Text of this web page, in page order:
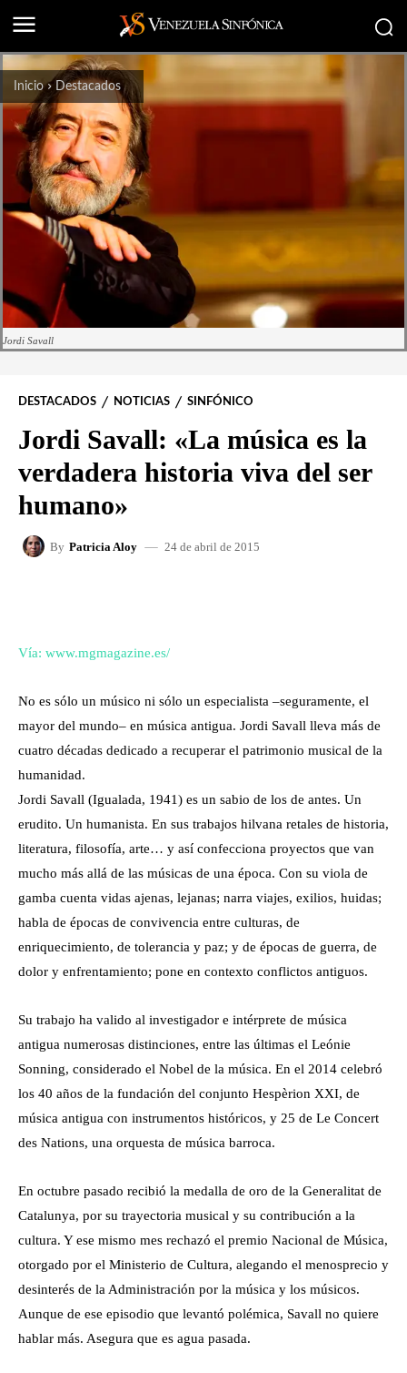
Inicio Destacados
Jordi Savall
DESTACADOS NOTICIAS SINFÓNICO
Jordi Savall: «La música es la
verdadera historia viva del ser
humano»
By Patricia Aloy 24 de abril de 2015
Vía: www.mgmagazine.es/
No es sólo un músico ni sólo un especialista –seguramente, el
mayor del mundo– en música antigua. Jordi Savall lleva más de
cuatro décadas dedicado a recuperar el patrimonio musical de la
humanidad.
Jordi Savall (Igualada, 1941) es un sabio de los de antes. Un
erudito. Un humanista. En sus trabajos hilvana retales de historia,
literatura, filosofía, arte… y así confecciona proyectos que van
mucho más allá de las músicas de una época. Con su viola de
gamba cuenta vidas ajenas, lejanas; narra viajes, exilios, huidas;
habla de épocas de convivencia entre culturas, de
enriquecimiento, de tolerancia y paz; y de épocas de guerra, de
dolor y enfrentamiento; pone en contexto conflictos antiguos.
Su trabajo ha valido al investigador e intérprete de música
antigua numerosas distinciones, entre las últimas el Leónie
Sonning, considerado el Nobel de la música. En el 2014 celebró
los 40 años de la fundación del conjunto Hespèrion XXI, de
música antigua con instrumentos históricos, y 25 de Le Concert
des Nations, una orquesta de música barroca.
En octubre pasado recibió la medalla de oro de la Generalitat de
Catalunya, por su trayectoria musical y su contribución a la
cultura. Y ese mismo mes rechazó el premio Nacional de Música,
otorgado por el Ministerio de Cultura, alegando el menosprecio y
desinterés de la Administración por la música y los músicos.
Aunque de ese episodio que levantó polémica, Savall no quiere
hablar más. Asegura que es agua pasada.